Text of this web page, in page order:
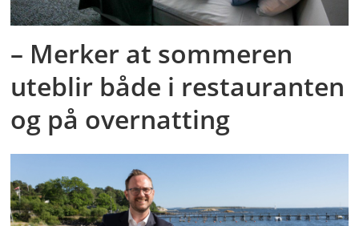
– Merker at sommeren
uteblir både i restauranten
og på overnatting